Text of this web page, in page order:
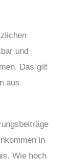
und
Das gilt
aus
in
Wie hoch